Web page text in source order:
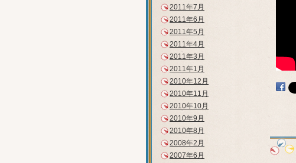
2011年7月
2011年6月
2011年5月
2011年4月
2011年3月
2011年1月
2010年12月
2010年11月
2010年10月
2010年9月
2010年8月
2008年2月
2007年6月